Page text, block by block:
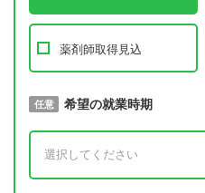
薬剤師取得見込
必須 取得予定年
任意 希望の就業時期